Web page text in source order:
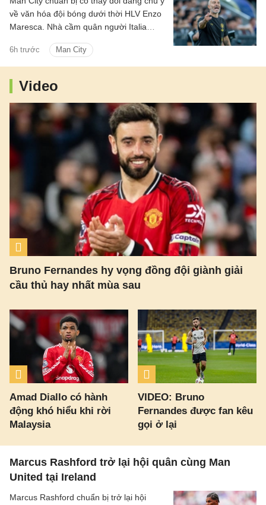
6h trước Man City
về văn hóa đội bóng dưới thời HLV Enzo
Maresca. Nhà cầm quân người Italia
chọn đội trưởng từng được Pep
Guardiola duy trì trong nhiều năm.
Video
Bruno Fernandes hy vọng đồng đội giành giải
cầu thủ hay nhất mùa sau
Amad Diallo có hành
động khó hiểu khi rời
Malaysia
VIDEO: Bruno
Fernandes được fan kêu
gọi ở lại
Marcus Rashford trở lại hội quân cùng Man
United tại Ireland
Marcus Rashford chuẩn bị trở lại hội